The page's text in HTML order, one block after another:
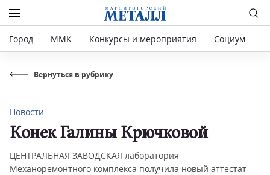
Город ММК Конкурсы и мероприятия Социум
Вернуться в рубрику
Новости
Конек Галины Крючковой
ЦЕНТРАЛЬНАЯ ЗАВОДСКАЯ лаборатория
Механоремонтного комплекса получила новый аттестат